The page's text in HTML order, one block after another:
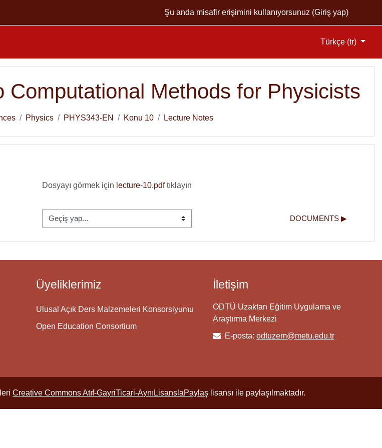
Şu anda misafir erişimini kullanıyorsunuz (Giriş yap)
Türkçe ‎(tr)‎
Computational Methods for Physicists
Physics PHYS343-EN Konu 10 Lecture Notes
Dosyayı görmek için lecture-10.pdftıklayın
Geçiş yap... DOCUMENTS ▶︎
Üyeliklerimiz
Ulusal Açık Ders Malzemeleri Konsorsiyumu
Open Education Consortium
İletişim
ODTÜ Uzaktan Eğitim Uygulama ve
Araştırma Merkezi
E-posta: odtuzem@metu.edu.tr
Creative Commons Atıf-GayriTicari-AynıLisanslaPaylaş lisansı ile paylaşılmaktadır.